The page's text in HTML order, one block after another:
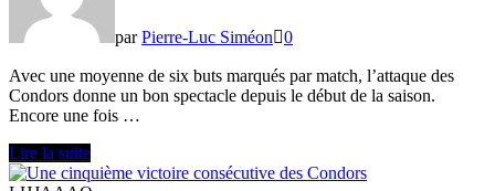
Princeville
parPierre-Luc Siméon 0
Avec une moyenne de six buts marqués par match, l’attaque des
Condors donne un bon spectacle depuis le début de la saison.
Encore une fois …
L’offensive
des
Lire la suite